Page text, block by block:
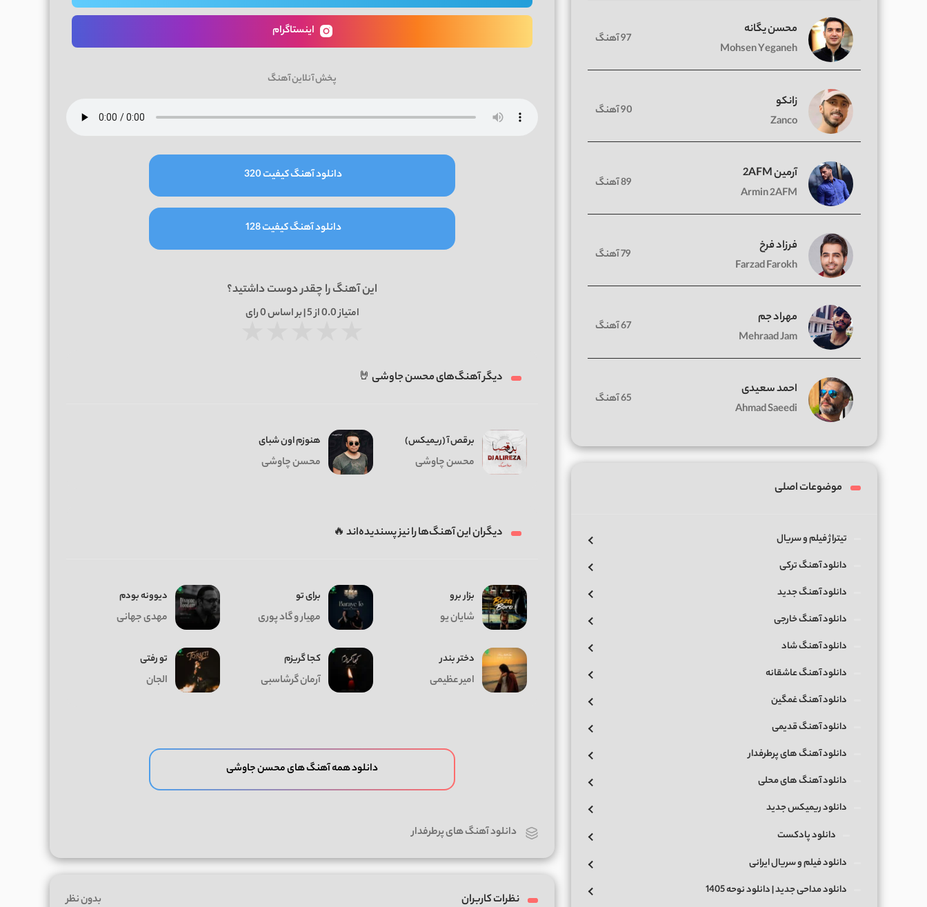
اینستاگرام
پخش آنلاین آهنگ
دانلود آهنگ کیفیت 320
دانلود آهنگ کیفیت 128
این آهنگ را چقدر دوست داشتید؟
امتیاز0.0از 5 | بر اساس 0رای
دیگر آهنگ‌های محسن جاوشی 🤘
برقص آ (ریمیکس)
محسن چاوشی
هنوزم اون شبای
محسن چاوشی
دیگران این آهنگ‌ها را نیز پسندیده‌اند 🔥
بزار برو
شایان یو
برای تو
مهیار و گاد پوری
دیوونه بودم
مهدی جهانی
دختر بندر
امیر عظیمی
کجا گریزم
آرمان گرشاسبی
تو رفتی
الجان
دانلود همه آهنگ های محسن جاوشی
دانلود آهنگ های پرطرفدار
نظرات کاربران بدون نظر
محسن یگانه
Mohsen Yeganeh
97 آهنگ
زانکو
Zanco
90 آهنگ
آرمین 2AFM
Armin 2AFM
89 آهنگ
فرزاد فرخ
Farzad Farokh
79 آهنگ
مهراد جم
Mehraad Jam
67 آهنگ
احمد سعیدی
Ahmad Saeedi
65 آهنگ
موضوعات اصلی
تیتراژ فیلم و سریال
دانلود آهنگ ترکی
دانلود آهنگ جدید
دانلود آهنگ خارجی
دانلود آهنگ شاد
دانلود آهنگ عاشقانه
دانلود آهنگ غمگین
دانلود آهنگ قدیمی
دانلود آهنگ های پرطرفدار
دانلود آهنگ های محلی
دانلود ریمیکس جدید
دانلود پادکست
دانلود فیلم و سریال ایرانی
دانلود مداحی جدید | دانلود نوحه 1405